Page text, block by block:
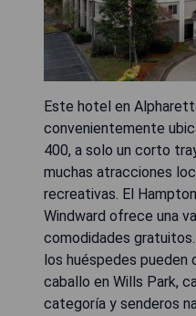
Este hotel en
convenientemente
400, a solo un corto
muchas atracciones
recreativas. El
Windward ofrece una
comodidades
los huéspedes
caballo en Wills Park,
categoría y senderos